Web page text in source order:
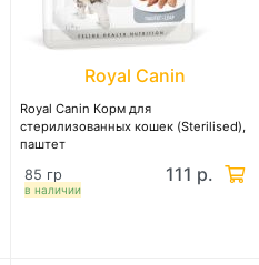
Royal Canin
Royal Canin Корм для
стерилизованных кошек (Sterilised),
паштет
в наличии
85 гр 111 р.